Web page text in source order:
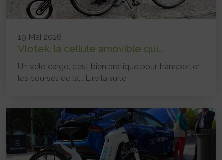
19 Mai 2026
Vlotek, la cellule amovible qui...
Un vélo cargo, c’est bien pratique pour transporter
les courses de la... Lire la suite